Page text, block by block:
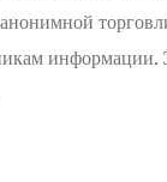
информации.